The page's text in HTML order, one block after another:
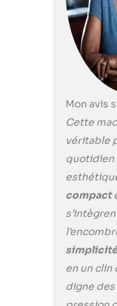
Mon avis
Cette
véritable
quotidien
compact
en un clin
digne des